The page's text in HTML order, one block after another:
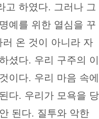
고 하였다. 그러나 그
예를 위한 열심을 꾸
온 것이 아니라 자
셨다. 우리 구주의 이
이다. 우리 마음 속에
다. 우리가 모욕을 당
된다. 질투와 악한